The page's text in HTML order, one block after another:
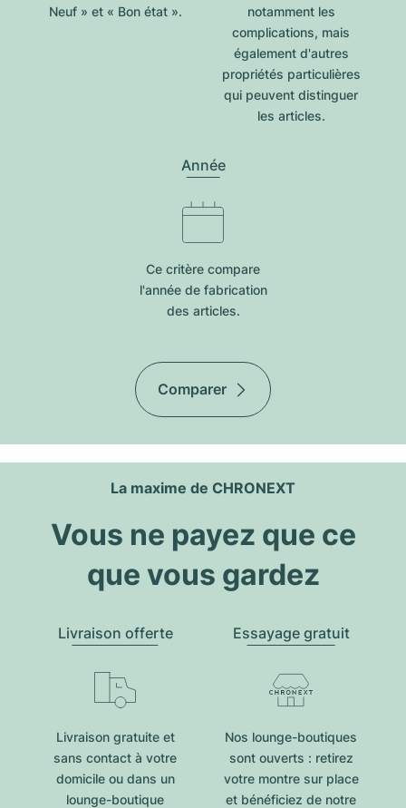
Neuf » et « Bon état ».
notamment les
complications, mais
également d'autres
propriétés particulières
qui peuvent distinguer
les articles.
Année
Ce critère compare
l'année de fabrication
des articles.
Comparer
La maxime de CHRONEXT
Vous ne payez que ce
que vous gardez
Livraison offerte
Livraison gratuite et
sans contact à votre
domicile ou dans un
lounge-boutique
Essayage gratuit
Nos lounge-boutiques
sont ouverts : retirez
votre montre sur place
et bénéficiez de notre